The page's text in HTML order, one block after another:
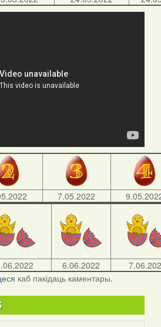
7.05.2022
6.06.2022
каб пакідаць каментары.